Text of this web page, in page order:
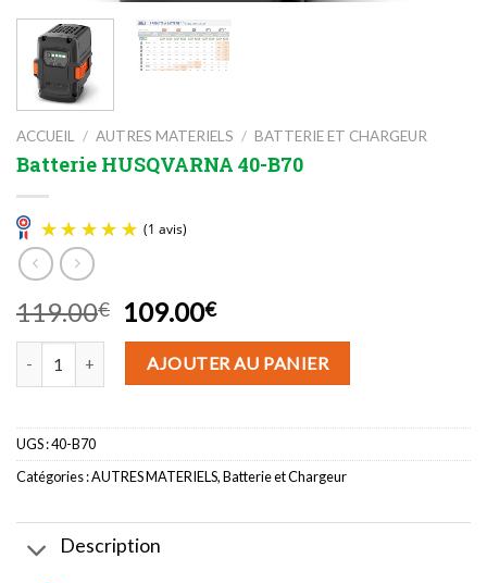
ACCUEIL / AUTRES MATERIELS / BATTERIE ET CHARGEUR
Batterie HUSQVARNA 40-B70
(1 avis)
119.00€
Le
prix
initial
était :
109.00€Le
prix
actuel
est :
AJOUTER AU PANIER
UGS :40-B70
Catégories :AUTRES MATERIELS,Batterie et Chargeur
Description